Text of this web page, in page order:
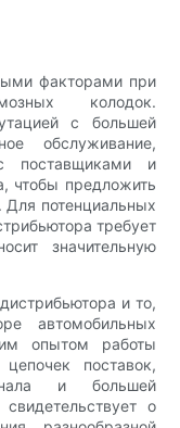
факторами при
колодок.
с большей
обслуживание,
поставщиками и
чтобы предложить
Для потенциальных
требует
значительную
и то,
автомобильных
опытом работы
поставок,
и большей
свидетельствует о